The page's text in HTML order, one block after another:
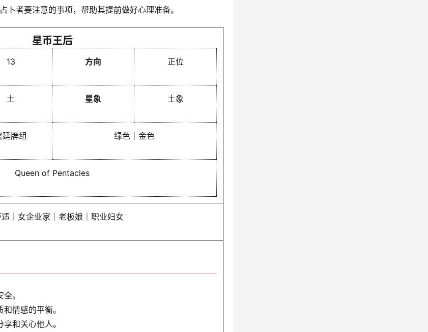
者要注意的事项，帮助其提前做好心理准备。
星币王后
13 方向 正位
土 星象 土象
廷牌组 绿色｜金色
Queen of Pentacles
｜女企业家｜老板娘｜职业妇女
。
情感的平衡。
和关心他人。